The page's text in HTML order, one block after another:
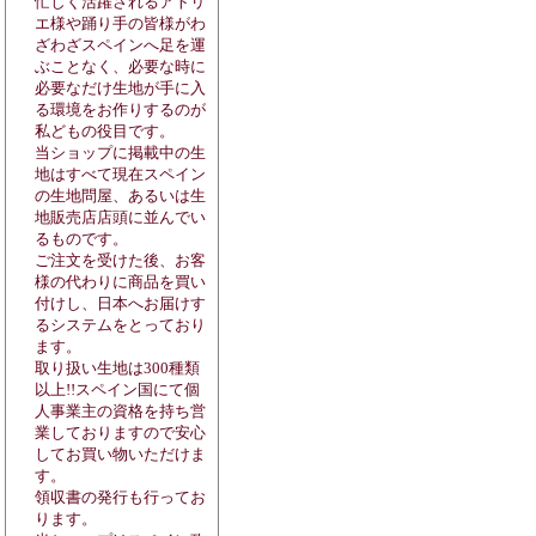
エ様や踊り手の皆様がわ
ざわざスペインへ足を運
ぶことなく、必要な時に
必要なだけ生地が手に入
る環境をお作りするのが
私どもの役目です。
当ショップに掲載中の生
地はすべて現在スペイン
の生地問屋、あるいは生
地販売店店頭に並んでい
るものです。
ご注文を受けた後、お客
様の代わりに商品を買い
付けし、日本へお届けす
るシステムをとっており
ます。
取り扱い生地は300種類
以上!!スペイン国にて個
人事業主の資格を持ち営
業しておりますので安心
してお買い物いただけま
す。
領収書の発行も行ってお
ります。